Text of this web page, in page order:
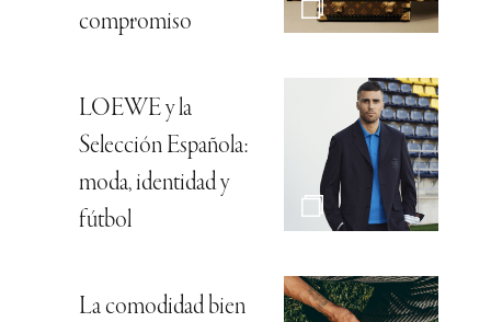
compromiso
LOEWE y la
Selección Española:
moda, identidad y
fútbol
La comodidad bien